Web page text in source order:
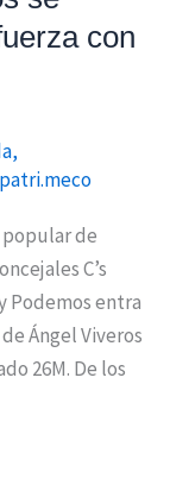
con
,
patri.meco
popular de
C’s
Podemos entra
Ángel Viveros
26M. De los